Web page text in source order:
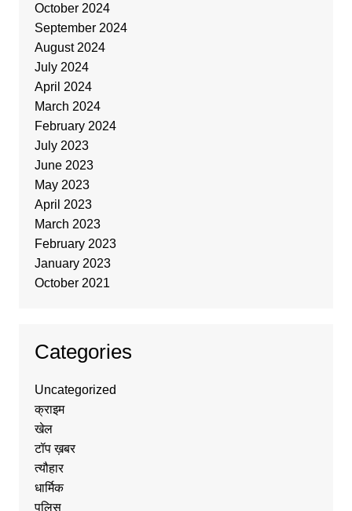
October 2024
September 2024
August 2024
July 2024
April 2024
March 2024
February 2024
July 2023
June 2023
May 2023
April 2023
March 2023
February 2023
January 2023
October 2021
Categories
Uncategorized
क्राइम
खेल
टॉप ख़बर
त्यौहार
धार्मिक
पुलिस